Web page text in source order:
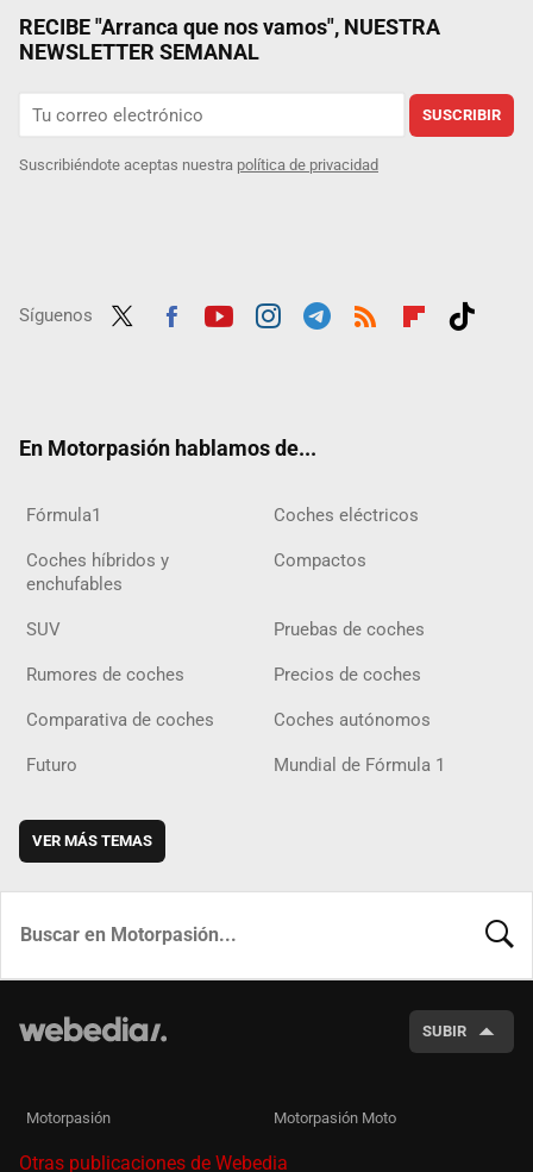
RECIBE "Arranca que nos vamos", NUESTRA
NEWSLETTER SEMANAL
SUSCRIBIR
Suscribiéndote aceptas nuestra política de privacidad
Síguenos
En Motorpasión hablamos de...
Fórmula1 Coches eléctricos
Coches híbridos y
enchufables
Compactos
SUV Pruebas de coches
Rumores de coches Precios de coches
Comparativa de coches Coches autónomos
Futuro Mundial de Fórmula 1
VER MÁS TEMAS
SUBIR
Motorpasión Motorpasión Moto
Otras publicaciones de Webedia